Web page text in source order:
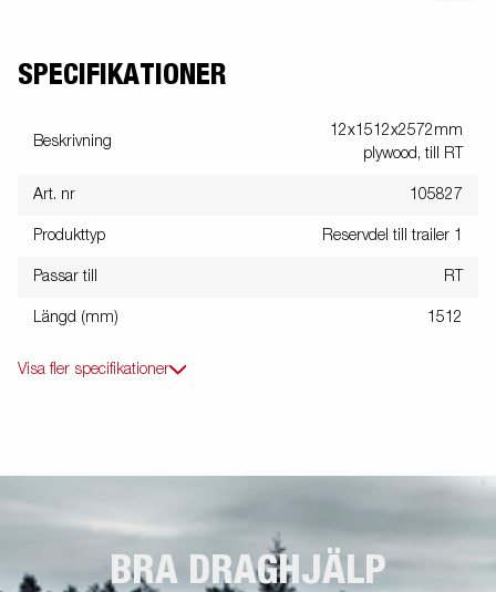
SPECIFIKATIONER
Beskrivning
12x1512x2572mm
plywood, till RT
Art. nr 105827
Produkttyp Reservdel till trailer 1
Passar till RT
Längd (mm) 1512
Visa fler specifikationer
BRA DRAGHJÄLP